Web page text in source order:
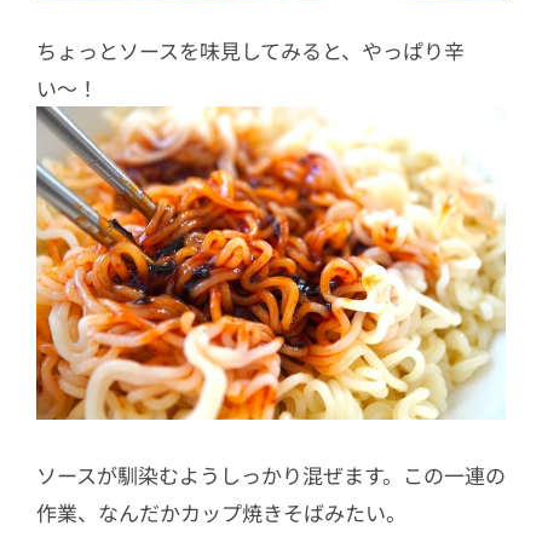
ちょっとソースを味見してみると、やっぱり辛
い〜！
ソースが馴染むようしっかり混ぜます。この一連の
作業、なんだかカップ焼きそばみたい。